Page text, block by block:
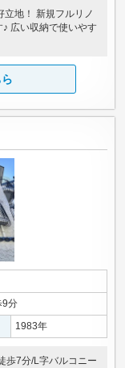
立地！ 新規フルリノ
広い収納で使いやす
9分
1983年
歩7分/L字バルコニー